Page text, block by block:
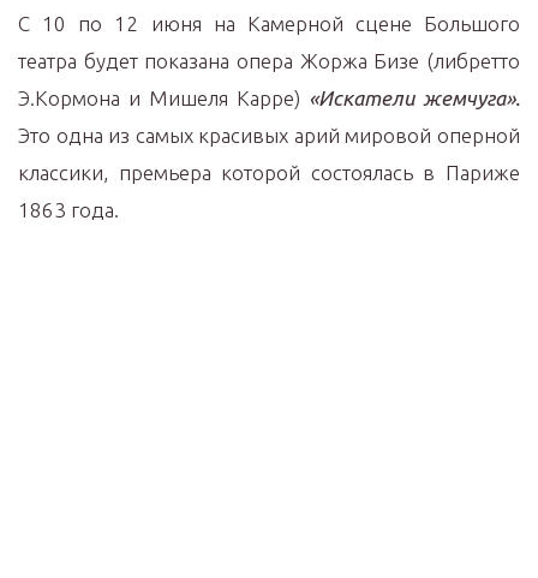
С 10 по 12 июня на Камерной сцене Большого
театра будет показана опера Жоржа Бизе (либретто
Э.Кормона и Мишеля Карре) «Искатели жемчуга».
Это одна из самых красивых арий мировой оперной
классики, премьера которой состоялась в Париже
1863 года.